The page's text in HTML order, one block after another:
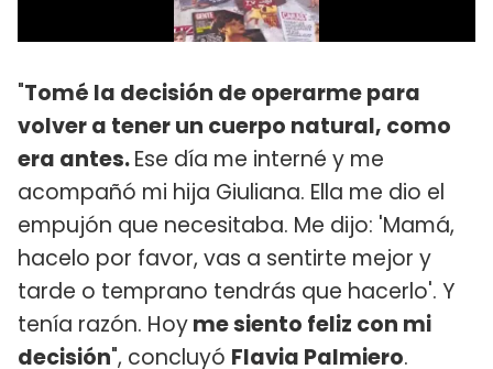
"Tomé la decisión de operarme para
volver a tener un cuerpo natural, como
era antes.Ese día me interné y me
acompañó mi hija Giuliana. Ella me dio el
empujón que necesitaba. Me dijo: 'Mamá,
hacelo por favor, vas a sentirte mejor y
tarde o temprano tendrás que hacerlo'. Y
tenía razón. Hoyme siento feliz con mi
decisión", concluyó Flavia Palmiero.